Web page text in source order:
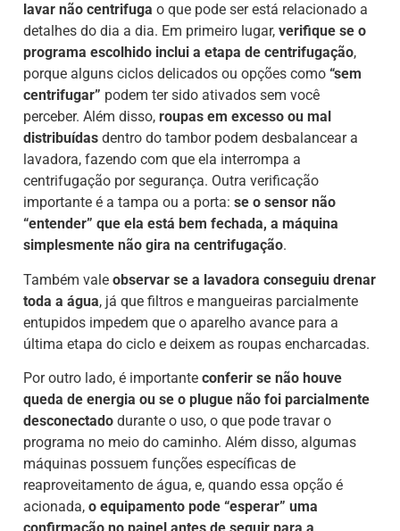
lavar não centrifuga o que pode ser está relacionado a
detalhes do dia a dia. Em primeiro lugar, verifique se o
programa escolhido inclui a etapa de centrifugação,
porque alguns ciclos delicados ou opções como “sem
centrifugar” podem ter sido ativados sem você
perceber. Além disso, roupas em excesso ou mal
distribuídas dentro do tambor podem desbalancear a
lavadora, fazendo com que ela interrompa a
centrifugação por segurança. Outra verificação
importante é a tampa ou a porta: se o sensor não
“entender” que ela está bem fechada, a máquina
simplesmente não gira na centrifugação.
Também vale observar se a lavadora conseguiu drenar
toda a água, já que filtros e mangueiras parcialmente
entupidos impedem que o aparelho avance para a
última etapa do ciclo e deixem as roupas encharcadas.
Por outro lado, é importante conferir se não houve
queda de energia ou se o plugue não foi parcialmente
desconectado durante o uso, o que pode travar o
programa no meio do caminho. Além disso, algumas
máquinas possuem funções específicas de
reaproveitamento de água, e, quando essa opção é
acionada, o equipamento pode “esperar” uma